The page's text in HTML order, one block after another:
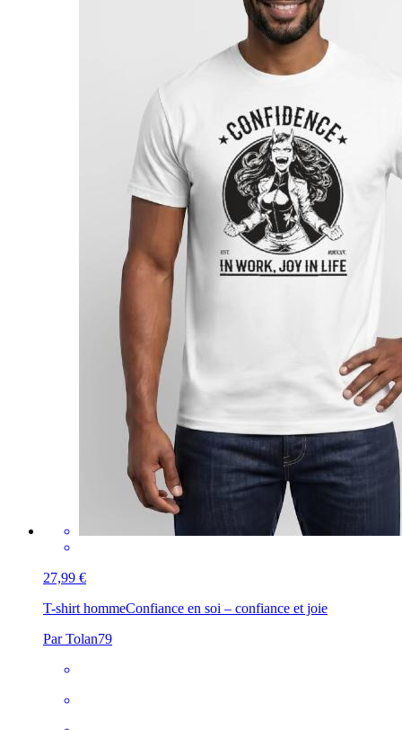
27,99 €
T-shirt hommeConfiance en soi – confiance et joie
Par Tolan79